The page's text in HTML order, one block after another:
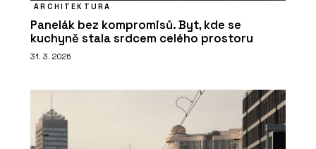
ARCHITEKTURA
Panelák bez kompromisů. Byt, kde se
kuchyně stala srdcem celého prostoru
31. 3. 2026